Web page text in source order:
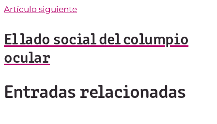
Artículo siguiente
El lado social del columpio
ocular
Entradas relacionadas